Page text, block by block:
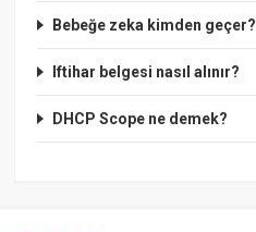
Bebeğe zeka kimden geçer?
Iftihar belgesi nasıl alınır?
DHCP Scope ne demek?